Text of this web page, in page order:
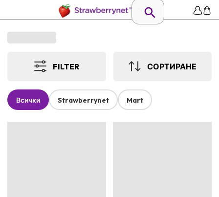
FILTER СОРТИРАНЕ
Всички Strawberrynet Mart